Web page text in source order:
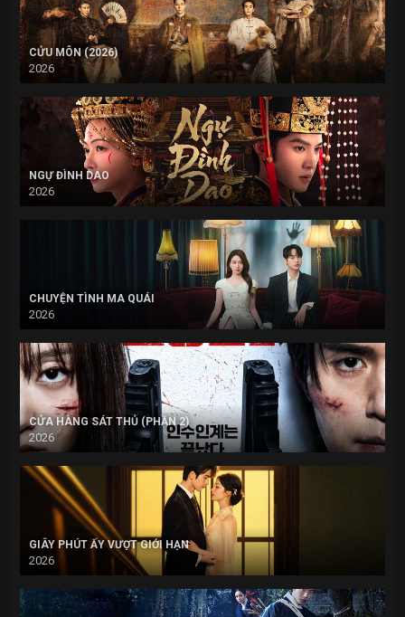
CỬU MÔN (2026)
2026
NGỰ ĐÌNH DAO
2026
CHUYỆN TÌNH MA QUÁI
2026
CỬA HÀNG SÁT THỦ (PHẦN 2)
2026
GIÂY PHÚT ẤY VƯỢT GIỚI HẠN
2026